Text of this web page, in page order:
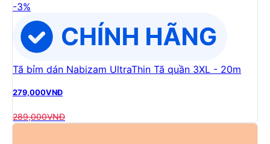
-3%
Tã bỉm dán Nabizam UltraThin Tã quần 3XL - 20m
279,000VNĐ
289,000VNĐ